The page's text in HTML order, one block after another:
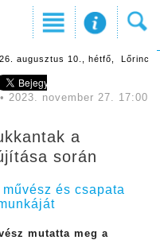
augusztus 10., hétfő, Lőrinc
• 2023. november 27. 17:00
a
során
és csapata
mutatta meg a